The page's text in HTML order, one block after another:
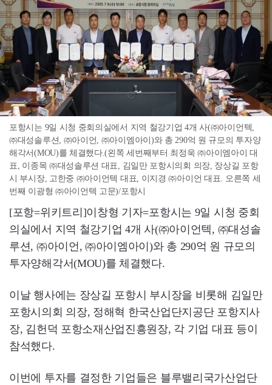
포항시는 9일 시청 중회의실에서 지역 철강기업 4개 사(㈜아이언텍,
㈜대성솔루션, ㈜아이언, ㈜아이엠아이)와 총 290억 원 규모의 투자양
해각서(MOU)를 체결했다.(왼쪽 세번째부터 최정욱 ㈜아이엠아이 대
표, 이종목 ㈜대성솔루션 대표, 김일만 포항시의회 의장, 장상길 포항
시 부시장, 고한중 ㈜아이언텍 대표, 이지경 ㈜아이언 대표. 오른쪽 세
번째 이광형 ㈜아이언텍 고문)/포항시
[포항=위키트리]이창형 기자=포항시는 9일 시청 중회
의실에서 지역 철강기업 4개 사(㈜아이언텍, ㈜대성솔
루션, ㈜아이언, ㈜아이엠아이)와 총 290억 원 규모의
투자양해각서(MOU)를 체결했다.
이날 행사에는 장상길 포항시 부시장을 비롯해 김일만
포항시의회 의장, 정해혁 한국산업단지공단 포항지사
장, 김헌덕 포항소재산업진흥원장, 각 기업 대표 등이
참석했다.
이번에 투자를 결정한 기업들은 블루밸리국가산업단